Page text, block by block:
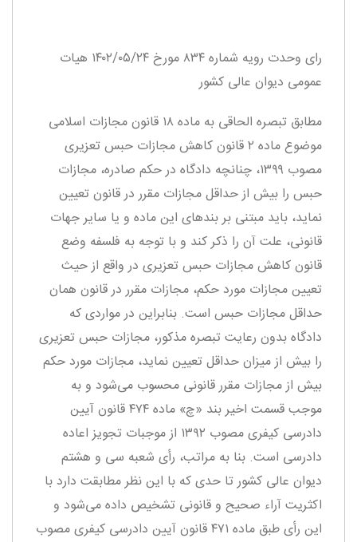
رای وحدت رویه شماره ۸۳۴ مورخ ۱۴۰۲/۰۵/۲۴ هیات‌
عمومی دیوان ‌عالی ‌کشور
مطابق تبصره الحاقی به ماده ۱۸ قانون مجازات اسلامی
موضوع ماده ۲ قانون کاهش مجازات حبس تعزیری
مصوب ۱۳۹۹، چنانچه دادگاه در حکم صادره، مجازات
حبس را بیش از حداقل مجازات مقرر در قانون تعیین
نماید، باید مبتنی بر بندهای این ماده و یا سایر جهات
قانونی، علت آن را ذکر کند و با توجه به فلسفه وضع
قانون کاهش مجازات حبس تعزیری در واقع از حیث
تعیین مجازات مورد حکم، مجازات مقرر در قانون همان
حداقل مجازات حبس است. بنابراین در مواردی که
دادگاه بدون رعایت تبصره مذکور، مجازات حبس تعزیری
را بیش از میزان حداقل تعیین نماید، مجازات مورد حکم
بیش از مجازات مقرر قانونی محسوب می‌شود و به
موجب قسمت اخیر بند «چ» ماده ۴۷۴ قانون آیین
دادرسی کیفری مصوب ۱۳۹۲ از موجبات تجویز اعاده
دادرسی است. بنا به مراتب، رأی شعبه سی و هشتم
دیوان عالی کشور تا حدی که با این نظر مطابقت دارد با
اکثریت آراء صحیح و قانونی تشخیص داده می‌شود و
این رأی طبق ماده ۴۷۱ قانون آیین دادرسی کیفری مصوب